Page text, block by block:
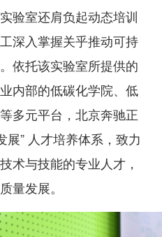
验室还肩负起动态培训
深入掌握关乎推动可持
依托该实验室所提供的
内部的低碳化学院、低
多元平台，北京奔驰正
展” 人才培养体系，致力
术与技能的专业人才，
量发展。